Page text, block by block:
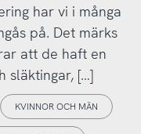
har vi i många
på. Det märks
att de haft en
släktingar, […]
KVINNOR OCH MÄN